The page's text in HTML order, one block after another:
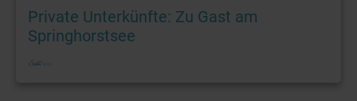
Private Unterkünfte: Zu Gast am
Springhorstsee